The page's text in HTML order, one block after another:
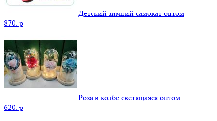
Детский зимний самокат оптом
870. p
Роза в колбе светящаяся оптом
620. p